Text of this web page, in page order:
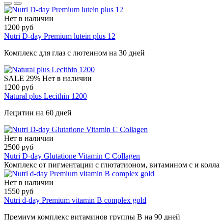
Нет в наличии
1200 руб
Nutri D-day Premium lutein plus 12
Комплекс для глаз с лютеином на 30 дней
SALE 29% Нет в наличии
1200 руб
Natural plus Lecithin 1200
Лецитин на 60 дней
Нет в наличии
2500 руб
Nutri D-day Glutatione Vitamin C Collagen
Комплекс от пигментации с глютатионом, витамином с и
Нет в наличии
1550 руб
Nutri d-day Premium vitamin B complex gold
Премиум комплекс витаминов группы B на 90 дней